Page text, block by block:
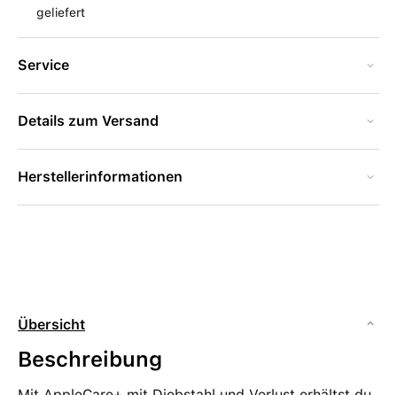
geliefert
Service
Details zum Versand
Herstellerinformationen
Übersicht
Beschreibung